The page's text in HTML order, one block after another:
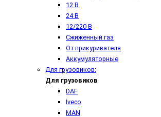
12 В
24 В
12/220 В
Сжиженный газ
От прикуривателя
Аккумуляторные
Для грузовиков:
Для грузовиков
DAF
Iveco
MAN